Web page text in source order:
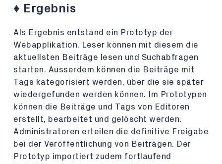
♦️ Ergebnis
Als Ergebnis entstand ein Prototyp der
Webapplikation. Leser können mit diesem die
aktuellsten Beiträge lesen und Suchabfragen
starten. Ausserdem können die Beiträge mit
Tags kategorisiert werden, über die sie später
wiedergefunden werden können. Im Prototypen
können die Beiträge und Tags von Editoren
erstellt, bearbeitet und gelöscht werden.
Administratoren erteilen die definitive Freigabe
bei der Veröffentlichung von Beiträgen. Der
Prototyp importiert zudem fortlaufend